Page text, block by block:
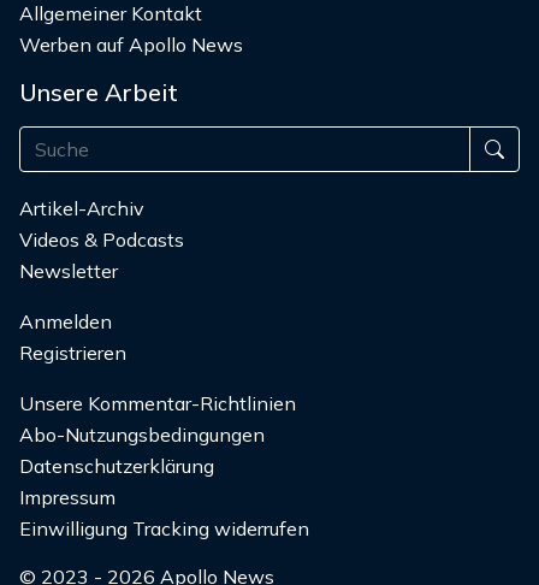
Allgemeiner Kontakt
Werben auf Apollo News
Unsere Arbeit
Artikel-Archiv
Videos & Podcasts
Newsletter
Anmelden
Registrieren
Unsere Kommentar-Richtlinien
Abo-Nutzungsbedingungen
Datenschutzerklärung
Impressum
Einwilligung Tracking widerrufen
© 2023 - 2026 Apollo News